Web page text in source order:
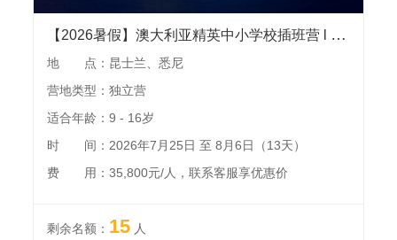
【2026暑假】澳大利亚精英中小学校插班营 l 多年发团执行经验，参访悉尼大学，入住寄宿家庭，游览黄金海岸等景点
地 点：昆士兰、悉尼
营地类型：独立营
适合年龄：9 - 16岁
时 间：2026年7月25日 至 8月6日（13天）
费 用：35,800元/人，联系客服享优惠价
剩余名额： 15 人